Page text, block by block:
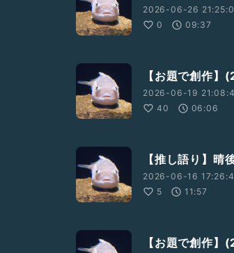
2026-06-26
0
09:37
【お題で創作
2026-06-19
40
06:06
【推し語り】晴
2026-06-16
5
11:57
【お題で創作